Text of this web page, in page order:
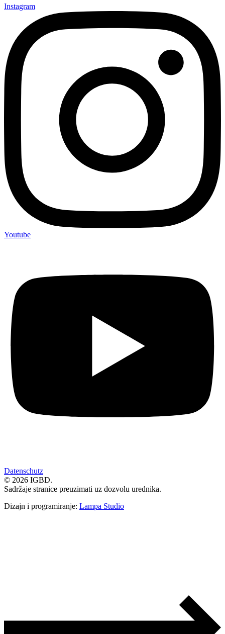
Instagram
Youtube
Datenschutz
© 2026 IGBD.
Sadržaje stranice preuzimati uz dozvolu urednika.
Dizajn i programiranje: Lampa Studio